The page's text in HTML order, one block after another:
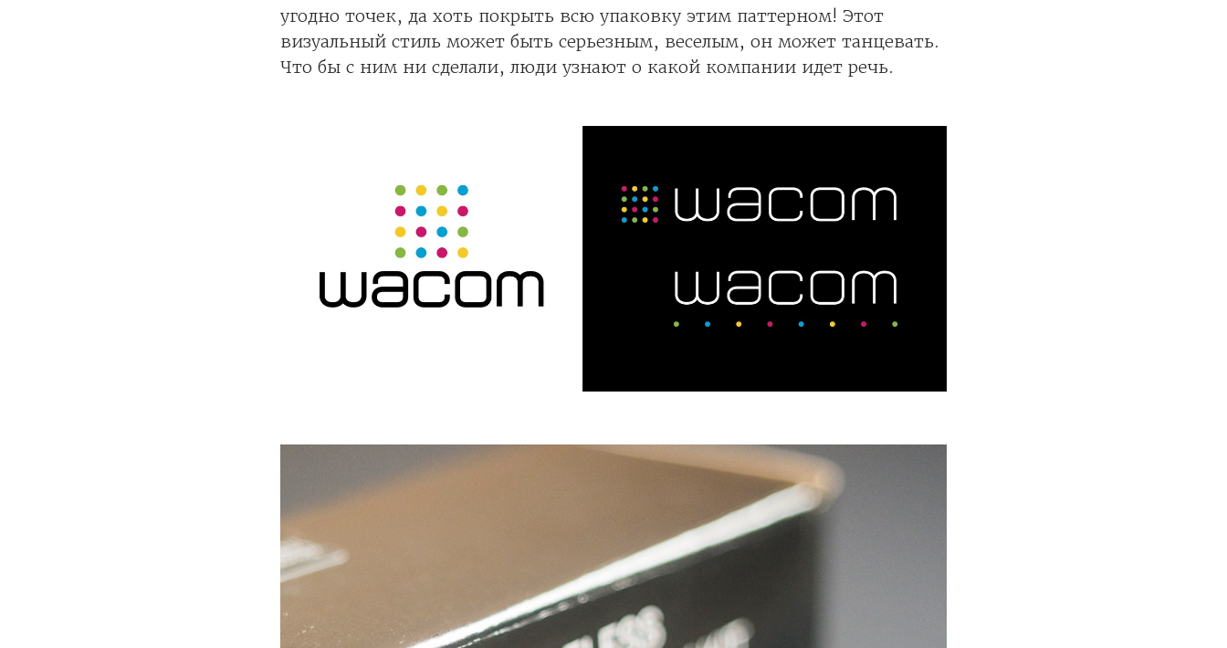
угодно точек, да хоть покрыть всю упаковку этим паттерном! Этот
визуальный стиль может быть серьезным, веселым, он может танцевать.
Что бы с ним ни сделали, люди узнают о какой компании идет речь.